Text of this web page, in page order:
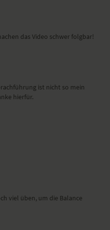
– Parivrtta Baddha Konasana
Sequenz
du deine Kraft und deine
unserer Live-Klassen, daher
das Video schwer folgbar!
ist nicht so mein
hierfür.
viel üben, um die Balance